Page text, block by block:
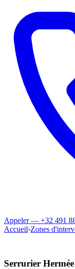
Appeler — +32 491
Accueil›Zones
Serrurier